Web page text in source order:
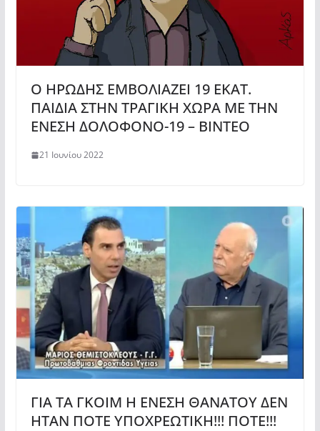
Ο ΗΡΩΔΗΣ ΕΜΒΟΛΙΑZΕΙ 19 ΕΚΑΤ.
ΠΑΙΔΙΑ ΣΤΗΝ ΤΡΑΓΙΚΗ ΧΩΡΑ ΜΕ ΤΗΝ
ΕΝΕΣΗ ΔΟΛΟΦΟΝΟ-19 – ΒΙΝΤΕΟ
21 Ιουνίου 2022
ΓΙΑ ΤΑ ΓΚΟΙΜ Η ΕΝΕΣΗ ΘΑΝΑΤΟΥ ΔΕΝ
ΗΤΑΝ ΠΟΤΕ ΥΠΟΧΡΕΩΤΙΚΗ!!! ΠΟΤΕ!!!